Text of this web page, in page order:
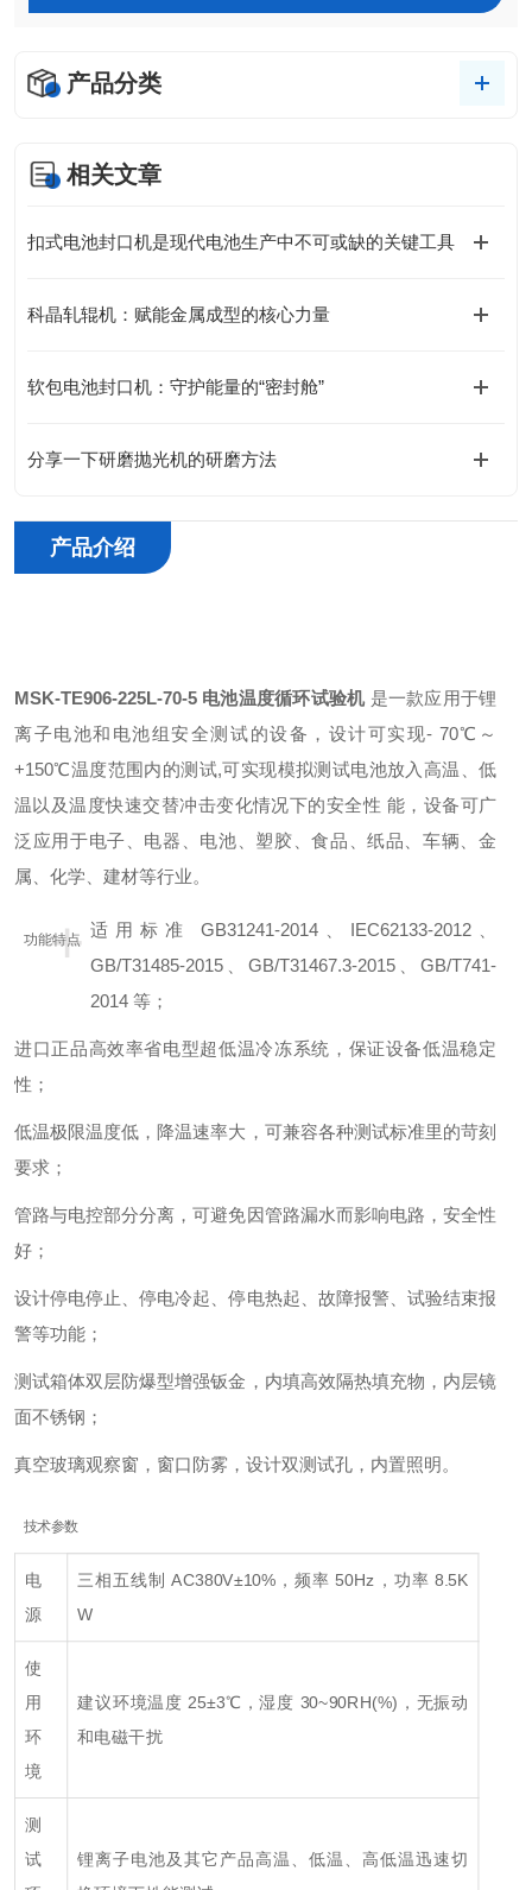
产品分类
相关文章
扣式电池封口机是现代电池生产中不可或缺的关键工具
科晶轧辊机：赋能金属成型的核心力量
软包电池封口机：守护能量的“密封舱”
分享一下研磨抛光机的研磨方法
产品介绍
MSK-TE906-225L-70-5 电池温度循环试验机 是一款应用于锂
离子电池和电池组安全测试的设备，设计可实现- 70℃～
+150℃温度范围内的测试,可实现模拟测试电池放入高温、低
温以及温度快速交替冲击变化情况下的安全性 能，设备可广
泛应用于电子、电器、电池、塑胶、食品、纸品、车辆、金
属、化学、建材等行业。
+
功能特点 适用标准 GB31241-2014、IEC62133-2012、
GB/T31485-2015、GB/T31467.3-2015、GB/T741-
2014 等；
进口正品高效率省电型超低温冷冻系统，保证设备低温稳定
性；
低温极限温度低，降温速率大，可兼容各种测试标准里的苛刻
要求；
管路与电控部分分离，可避免因管路漏水而影响电路，安全性
好；
设计停电停止、停电冷起、停电热起、故障报警、试验结束报
警等功能；
测试箱体双层防爆型增强钣金，内填高效隔热填充物，内层镜
面不锈钢；
真空玻璃观察窗，窗口防雾，设计双测试孔，内置照明。
技术参数
电
源
三相五线制 AC380V±10%，频率 50Hz，功率 8.5K
W
使
用
环
境
建议环境温度 25±3℃，湿度 30~90RH(%)，无振动
和电磁干扰
测
试 锂离子电池及其它产品高温、低温、高低温迅速切